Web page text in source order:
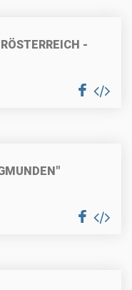
-